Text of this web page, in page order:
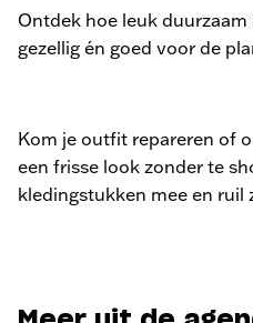
Ontdek hoe leuk duurzaam
gezellig én goed voor de
Kom je outfit repareren of
een frisse look zonder te
kledingstukken mee en ruil